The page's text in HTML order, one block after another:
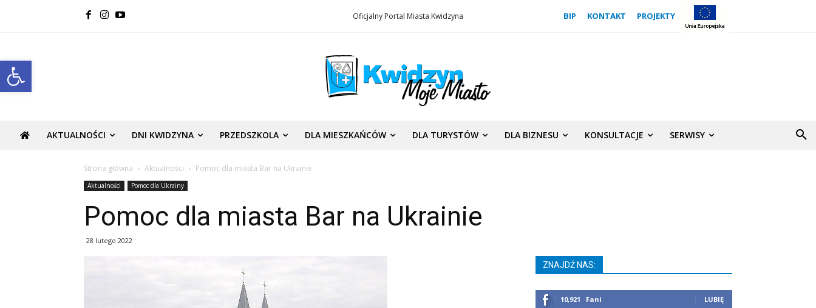
Open toolbar
Oficjalny Portal Miasta Kwidzyna BIP KONTAKT PROJEKTY
AKTUALNOŚCI DNI KWIDZYNA PRZEDSZKOLA DLA MIESZKAŃCÓW DLA TURYSTÓW DLA BIZNESU KONSULTACJE SERWISY
Strona główna Aktualności Pomoc dla miasta Bar na Ukrainie
Aktualności Pomoc dla Ukrainy
Pomoc dla miasta Bar na Ukrainie
28 lutego 2022
ZNAJDŹ NAS:
10,921 Fani LUBIĘ